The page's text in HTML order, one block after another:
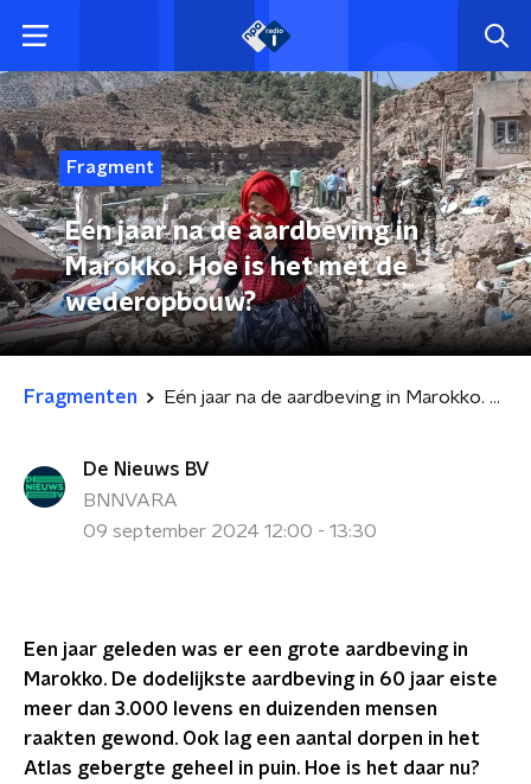
Fragment
Eén jaar na de aardbeving in
Marokko. Hoe is het met de
wederopbouw?
Fragmenten Eén jaar na de aardbeving in Marokko. Hoe is het met de wederopbouw?
De Nieuws BV
BNNVARA
09 september 2024 12:00 - 13:30
Een jaar geleden was er een grote aardbeving in
Marokko. De dodelijkste aardbeving in 60 jaar eiste
meer dan 3.000 levens en duizenden mensen
raakten gewond. Ook lag een aantal dorpen in het
Atlas gebergte geheel in puin. Hoe is het daar nu?